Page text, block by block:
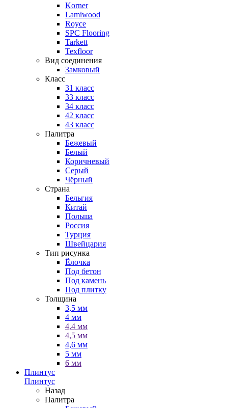
Korner
Lamiwood
Royce
SPC Flooring
Tarkett
Texfloor
Вид соединения
Замковый
Класс
31 класс
33 класс
34 класс
42 класс
43 класс
Палитра
Бежевый
Белый
Коричневый
Серый
Чёрный
Страна
Бельгия
Китай
Польша
Россия
Турция
Швейцария
Тип рисунка
Ёлочка
Под бетон
Под камень
Под плитку
Толщина
3,5 мм
4 мм
4,4 мм
4,5 мм
4,6 мм
5 мм
6 мм
Плинтус
Плинтус
Назад
Палитра